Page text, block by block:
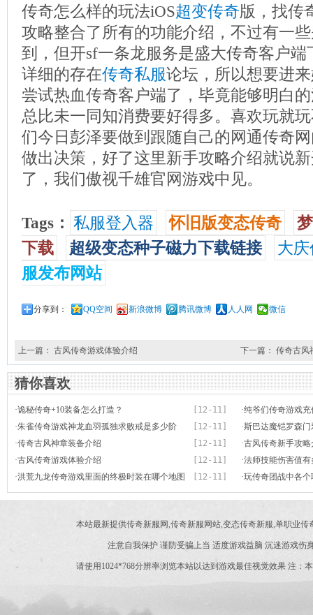
传奇怎么样的玩法iOS超变传奇版，找传
攻略整合了所有的功能介绍，不过有一
到，但开sf一条龙服务是盛大传奇客户
详细的存在传奇私服论坛，所以想要进
尝试热血传奇客户端了，毕竟能够明白
总比未一同知消费要好得多。喜欢玩就
们今日彭泽要做到跟随自己的网通传奇
做出决策，好了这里新手攻略介绍就说
了，我们傲视千雄官网游戏中见。
Tags： 私服登入器 怀旧版变态传奇
下载
超级变态种子磁力下载链接
大
服发布网站
分享到： QQ空间 新浪微博 腾讯微博 人人网 微信
上一篇： 古风传奇游戏体验介绍 下一篇： 传奇古风
猜你喜欢
[12-11]
·诡秘传奇+10装备怎么打造？ ·纯爷们传奇游戏
[12-11]
·朱雀传奇游戏神龙血羽孤独求败戒是多少阶
的？
·斯巴达魔铠罗森
[12-11]
·传奇古风神章装备介绍 ·古风传奇新手攻略
[12-11]
·古风传奇游戏体验介绍 ·法师技能伤害值有
[12-11]
·洪荒九龙传奇游戏里面的终极时装在哪个地图
爆出？
·玩传奇团战中各
本站最新提供传奇新服网,传奇新服网站,变态传奇新服,单职业
注意自我保护 谨防受骗上当 适度游戏益脑 沉迷游戏伤
请使用1024*768分辨率浏览本站以达到游戏最佳视觉效果 注